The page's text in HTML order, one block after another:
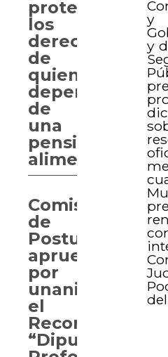
y
y
proteger
los
derechos
de
quienes
dependen
de
una
pensión
alimenticia
Comisión
de
Postulación
aprueba
por
unanimidad
el
Reconocimiento
“Diputado